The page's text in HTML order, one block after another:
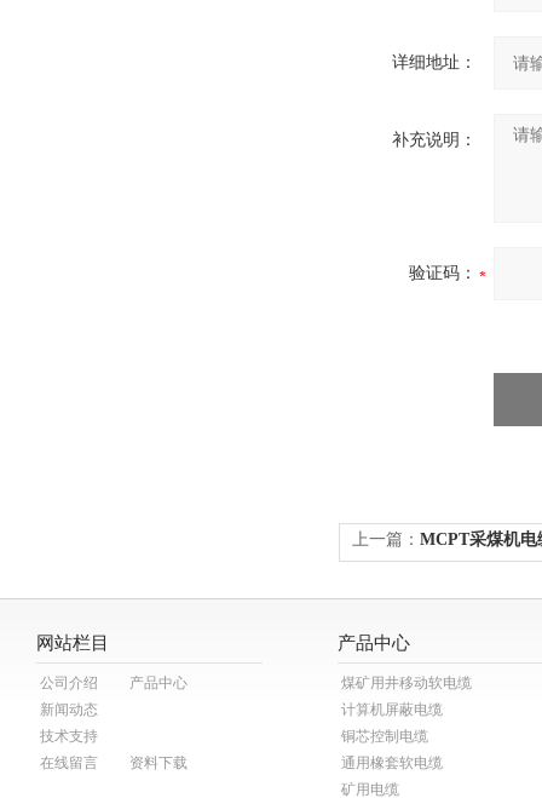
详细地址：
补充说明：
验证码：
上一篇： MCPT采煤机电
网站栏目
公司介绍
产品中心
新闻动态
技术支持
在线留言
资料下载
产品中心
煤矿用井移动软电缆
计算机屏蔽电缆
铜芯控制电缆
通用橡套软电缆
矿用电缆